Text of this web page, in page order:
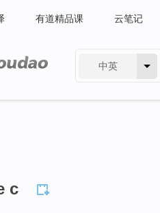
有道精品课 云笔记
中英
c